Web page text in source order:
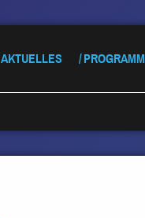
AKTUELLES PROGRAMM